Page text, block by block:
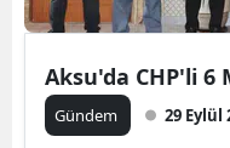
Aksu'da CHP'li
Gündem 29 Eylül